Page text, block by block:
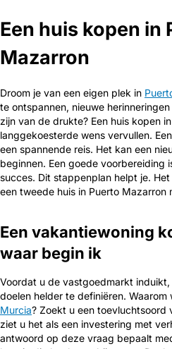
Een huis kopen in
Mazarron
Droom je van een eigen plek in
te ontspannen, nieuwe
zijn van de drukte? Een huis kopen
langgekoesterde wens vervullen. Een
een spannende reis. Het kan een
beginnen. Een goede voorbereiding
succes. Dit stappenplan helpt je.
een tweede huis in Puerto Mazarron
Een vakantiewoning
waar begin ik
Voordat u de vastgoedmarkt
doelen helder te definiëren. Waarom
Murcia? Zoekt u een toevluchtsoord
ziet u het als een investering met
antwoord op deze vraag bepaalt